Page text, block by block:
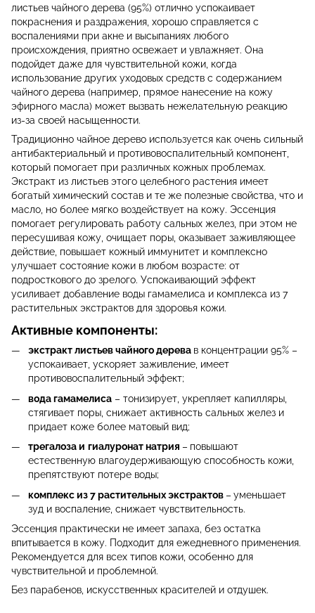
листьев чайного дерева (95%) отлично успокаивает
покраснения и раздражения, хорошо справляется с
воспалениями при акне и высыпаниях любого
происхождения, приятно освежает и увлажняет. Она
подойдет даже для чувствительной кожи, когда
использование других уходовых средств с содержанием
чайного дерева (например, прямое нанесение на кожу
эфирного масла) может вызвать нежелательную реакцию
из-за своей насыщенности.
Традиционно чайное дерево используется как очень сильный
антибактериальный и противовоспалительный компонент,
который помогает при различных кожных проблемах.
Экстракт из листьев этого целебного растения имеет
богатый химический состав и те же полезные свойства, что и
масло, но более мягко воздействует на кожу. Эссенция
помогает регулировать работу сальных желез, при этом не
пересушивая кожу, очищает поры, оказывает заживляющее
действие, повышает кожный иммунитет и комплексно
улучшает состояние кожи в любом возрасте: от
подросткового до зрелого. Успокаивающий эффект
усиливает добавление воды гамамелиса и комплекса из 7
растительных экстрактов для здоровья кожи.
Активные компоненты:
экстракт листьев чайного дерева в концентрации 95% –
успокаивает, ускоряет заживление, имеет
противовоспалительный эффект;
вода гамамелиса – тонизирует, укрепляет капилляры,
стягивает поры, снижает активность сальных желез и
придает коже более матовый вид;
трегалоза и гиалуронат натрия – повышают
естественную влагоудерживающую способность кожи,
препятствуют потере воды;
комплекс из 7 растительных экстрактов – уменьшает
зуд и воспаление, снижает чувствительность.
Эссенция практически не имеет запаха, без остатка
впитывается в кожу. Подходит для ежедневного применения.
Рекомендуется для всех типов кожи, особенно для
чувствительной и проблемной.
Без парабенов, искусственных красителей и отдушек.